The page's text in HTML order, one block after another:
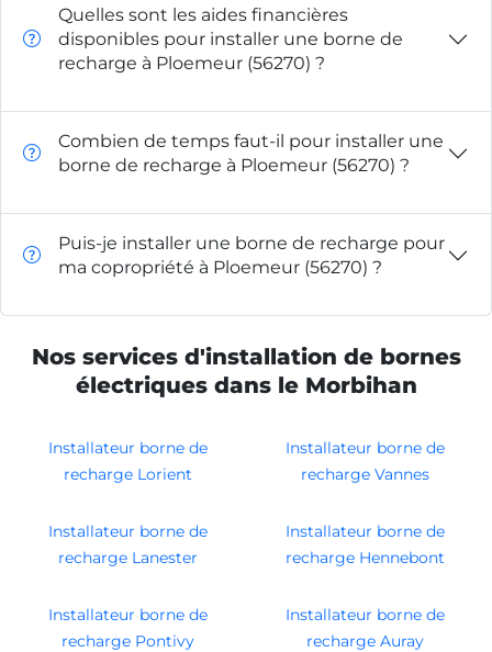
Quelles sont les aides financières
disponibles pour installer une borne de
recharge à Ploemeur (56270) ?
Combien de temps faut-il pour installer une
borne de recharge à Ploemeur (56270) ?
Puis-je installer une borne de recharge pour
ma copropriété à Ploemeur (56270) ?
Nos services d'installation de bornes
électriques dans le Morbihan
Installateur borne de
recharge Lorient
Installateur borne de
recharge Vannes
Installateur borne de
recharge Lanester
Installateur borne de
recharge Hennebont
Installateur borne de
recharge Pontivy
Installateur borne de
recharge Auray